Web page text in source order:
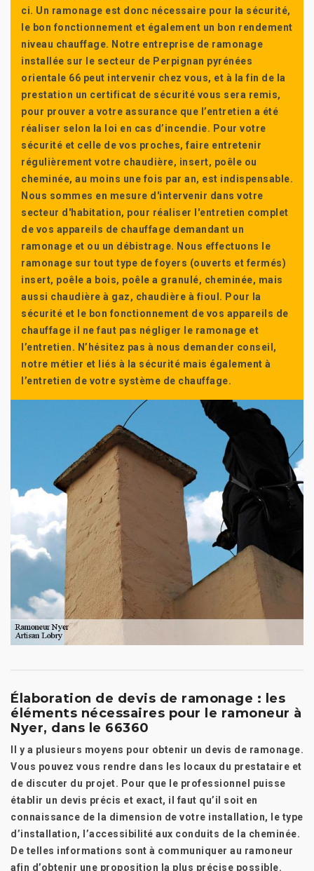
ci. Un ramonage est donc nécessaire pour la sécurité,
le bon fonctionnement et également un bon rendement
niveau chauffage. Notre entreprise de ramonage
installée sur le secteur de Perpignan pyrénées
orientale 66 peut intervenir chez vous, et à la fin de la
prestation un certificat de sécurité vous sera remis,
pour prouver a votre assurance que l’entretien a été
réaliser selon la loi en cas d’incendie. Pour votre
sécurité et celle de vos proches, faire entretenir
régulièrement votre chaudière, insert, poêle ou
cheminée, au moins une fois par an, est indispensable.
Nous sommes en mesure d'intervenir dans votre
secteur d'habitation, pour réaliser l'entretien complet
de vos appareils de chauffage demandant un
ramonage et ou un débistrage. Nous effectuons le
ramonage sur tout type de foyers (ouverts et fermés)
insert, poêle a bois, poêle a granulé, cheminée, mais
aussi chaudière à gaz, chaudière à fioul. Pour la
sécurité et le bon fonctionnement de vos appareils de
chauffage il ne faut pas négliger le ramonage et
l’entretien. N’hésitez pas à nous demander conseil,
notre métier et liés à la sécurité mais également à
l’entretien de votre système de chauffage.
Élaboration de devis de ramonage : les
éléments nécessaires pour le ramoneur à
Nyer, dans le 66360
Il y a plusieurs moyens pour obtenir un devis de ramonage.
Vous pouvez vous rendre dans les locaux du prestataire et
de discuter du projet. Pour que le professionnel puisse
établir un devis précis et exact, il faut qu’il soit en
connaissance de la dimension de votre installation, le type
d’installation, l’accessibilité aux conduits de la cheminée.
De telles informations sont à communiquer au ramoneur
afin d’obtenir une proposition la plus précise possible.